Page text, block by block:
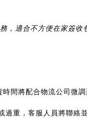
適合不方便在家簽收
間將配合物流公司微調
重，客服人員將聯絡